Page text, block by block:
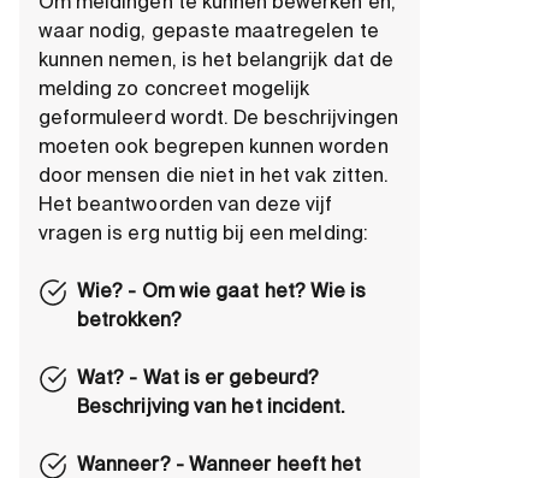
waar nodig, gepaste maatregelen te
kunnen nemen, is het belangrijk dat de
melding zo concreet mogelijk
geformuleerd wordt. De beschrijvingen
moeten ook begrepen kunnen worden
door mensen die niet in het vak zitten.
Het beantwoorden van deze vijf
vragen is erg nuttig bij een melding:
Wie? - Om wie gaat het? Wie is
betrokken?
Wat? - Wat is er gebeurd?
Beschrijving van het incident.
Wanneer? - Wanneer heeft het